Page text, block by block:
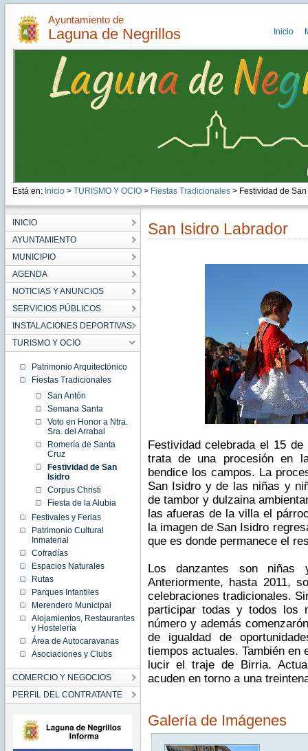
Ayuntamiento de
Laguna de Negrillos Inicio
Está en: Inicio > TURISMO Y OCIO> Fiestas Tradicionales> Festividad de San
INICIO
AYUNTAMIENTO
MUNICIPIO
AGENDA
NOTICIAS Y ANUNCIOS
SERVICIOS PÚBLICOS
INSTALACIONES DEPORTIVAS
TURISMO Y OCIO
Patrimonio Arquitectónico
Fiestas Tradicionales
San Antón
Semana Santa
Voto en Honor a Ntra.
Sra. del Arrabal
Romería de Santa
Cruz
Festividad de San
Isidro
Corpus Christi
Fiesta de la Alubia
Festivales y Ferias
Patrimonio Cultural
Inmaterial
Cofradías
Espacios Naturales
Rutas
Parques Infantiles
Merendero Municipal
Alojamientos, Restaurantes
y Hostelería
Área de Autocaravanas
Asociaciones y Clubs
COMERCIO Y NEGOCIOS
PERFIL DEL CONTRATANTE
San Isidro Labrador
Festividad celebrada el 15
trata de una procesión en
bendice los campos. La
San Isidro y de las niñas y
de tambor y dulzaina
las afueras de la villa el
la imagen de San Isidro
que es donde permanece el
Los danzantes son
Anteriormente, hasta 2011,
celebraciones tradicionales.
participar todas y todos los
número y además
de igualdad de
tiempos actuales. También en
lucir el traje de Birria.
acuden en torno a una
Galería de Imágenes